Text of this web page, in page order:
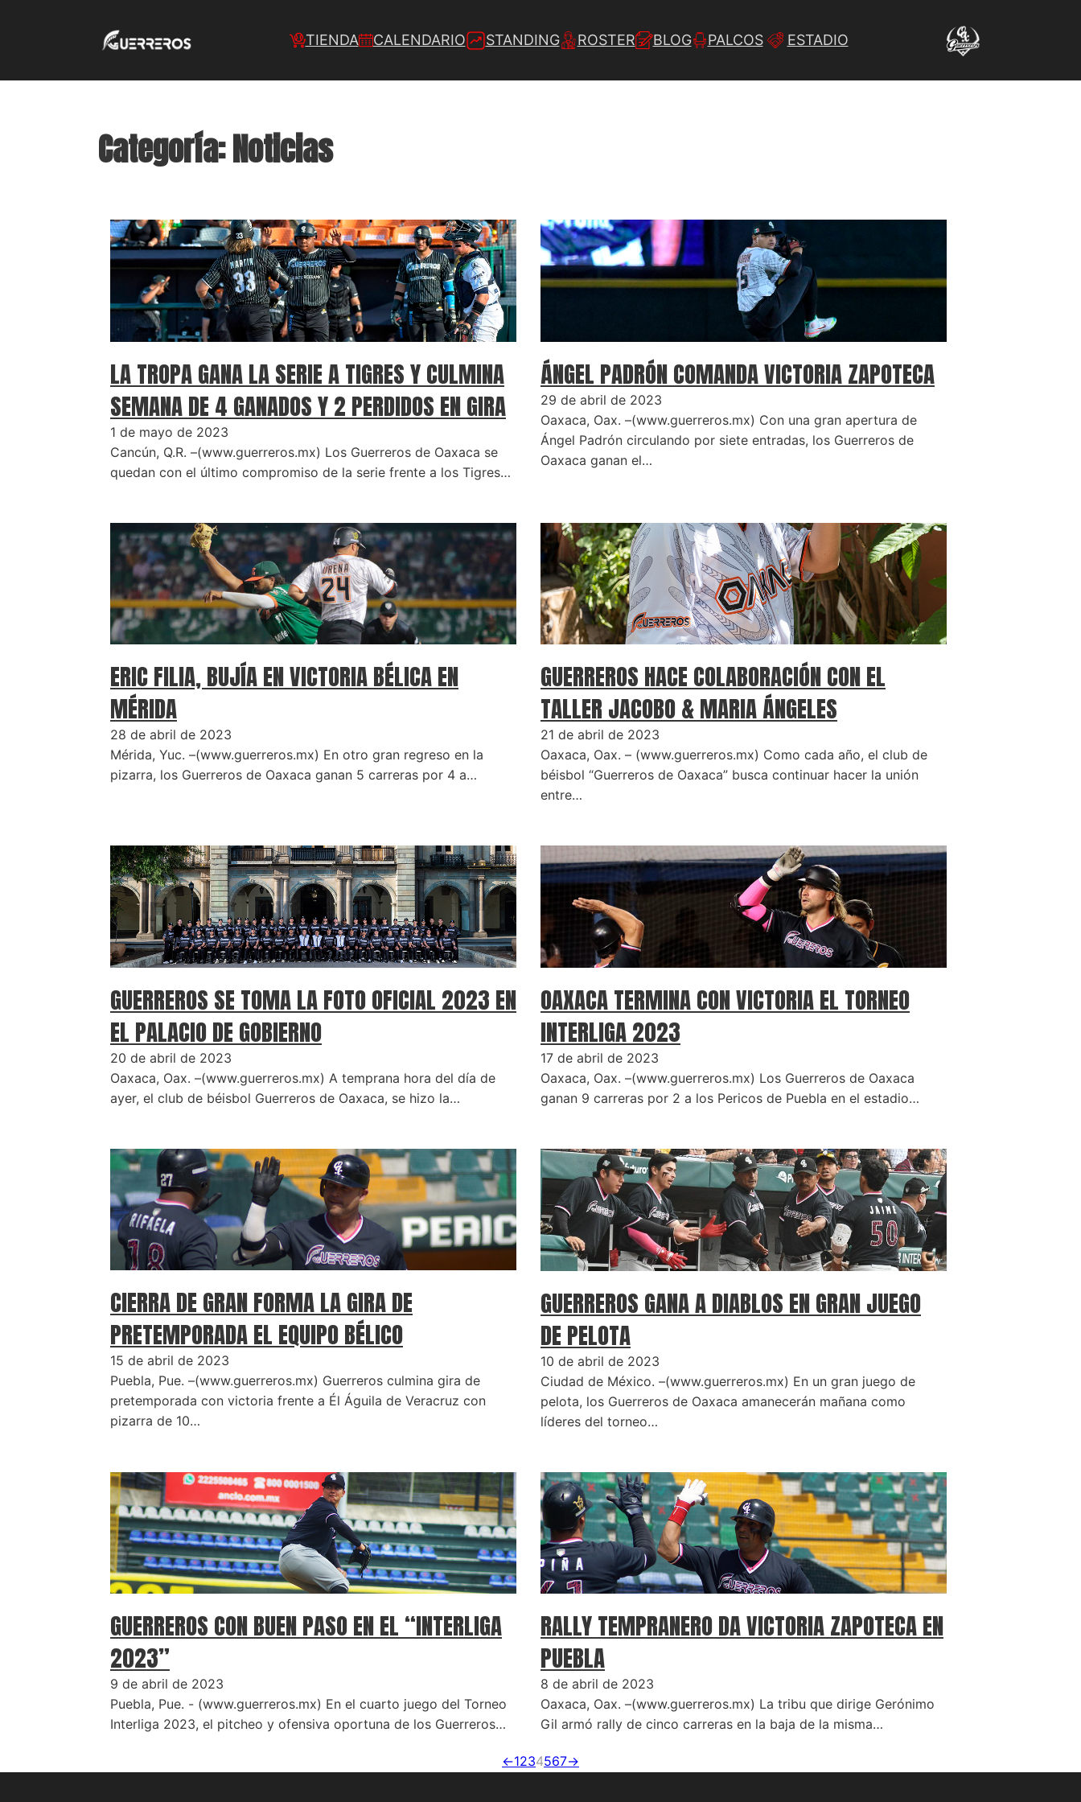
TIENDA CALENDARIO STANDING ROSTER BLOG PALCOS ESTADIO
Categoría:Noticias
LA TROPA GANA LA SERIE A TIGRES Y CULMINA
SEMANA DE 4 GANADOS Y 2 PERDIDOS EN GIRA
1 de mayo de 2023
Cancún, Q.R. –(www.guerreros.mx) Los Guerreros de Oaxaca se
quedan con el último compromiso de la serie frente a los Tigres…
ÁNGEL PADRÓN COMANDA VICTORIA ZAPOTECA
29 de abril de 2023
Oaxaca, Oax. –(www.guerreros.mx) Con una gran apertura de
Ángel Padrón circulando por siete entradas, los Guerreros de
Oaxaca ganan el…
ERIC FILIA, BUJÍA EN VICTORIA BÉLICA EN
MÉRIDA
28 de abril de 2023
Mérida, Yuc. –(www.guerreros.mx) En otro gran regreso en la
pizarra, los Guerreros de Oaxaca ganan 5 carreras por 4 a…
GUERREROS HACE COLABORACIÓN CON EL
TALLER JACOBO & MARIA ÁNGELES
21 de abril de 2023
Oaxaca, Oax. – (www.guerreros.mx) Como cada año, el club de
béisbol “Guerreros de Oaxaca” busca continuar hacer la unión
entre…
GUERREROS SE TOMA LA FOTO OFICIAL 2023 EN
EL PALACIO DE GOBIERNO
20 de abril de 2023
Oaxaca, Oax. –(www.guerreros.mx) A temprana hora del día de
ayer, el club de béisbol Guerreros de Oaxaca, se hizo la…
OAXACA TERMINA CON VICTORIA EL TORNEO
INTERLIGA 2023
17 de abril de 2023
Oaxaca, Oax. –(www.guerreros.mx) Los Guerreros de Oaxaca
ganan 9 carreras por 2 a los Pericos de Puebla en el estadio…
CIERRA DE GRAN FORMA LA GIRA DE
PRETEMPORADA EL EQUIPO BÉLICO
15 de abril de 2023
Puebla, Pue. –(www.guerreros.mx) Guerreros culmina gira de
pretemporada con victoria frente a Él Águila de Veracruz con
pizarra de 10…
GUERREROS GANA A DIABLOS EN GRAN JUEGO
DE PELOTA
10 de abril de 2023
Ciudad de México. –(www.guerreros.mx) En un gran juego de
pelota, los Guerreros de Oaxaca amanecerán mañana como
líderes del torneo…
GUERREROS CON BUEN PASO EN EL “INTERLIGA
2023”
9 de abril de 2023
Puebla, Pue. - (www.guerreros.mx) En el cuarto juego del Torneo
Interliga 2023, el pitcheo y ofensiva oportuna de los Guerreros…
RALLY TEMPRANERO DA VICTORIA ZAPOTECA EN
PUEBLA
8 de abril de 2023
Oaxaca, Oax. –(www.guerreros.mx) La tribu que dirige Gerónimo
Gil armó rally de cinco carreras en la baja de la misma…
←1234567→